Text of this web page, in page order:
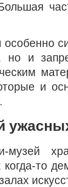
но и
и
то